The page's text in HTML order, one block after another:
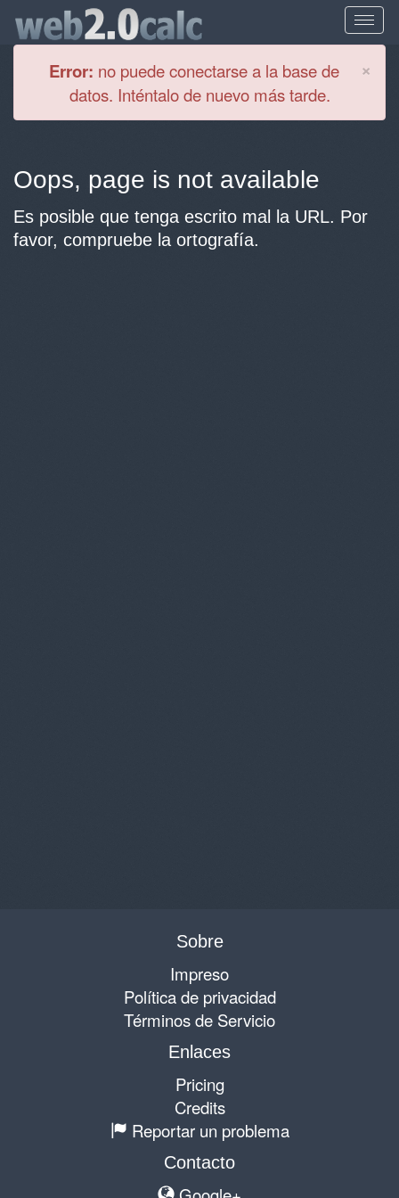
×
Error: no puede conectarse a la base de
datos. Inténtalo de nuevo más tarde.
Oops, page is not available
Es posible que tenga escrito mal la URL. Por
favor, compruebe la ortografía.
Sobre
Impreso
Política de privacidad
Términos de Servicio
Enlaces
Pricing
Credits
Reportar un problema
Contacto